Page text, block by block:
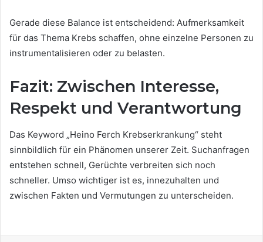
Gerade diese Balance ist entscheidend: Aufmerksamkeit
für das Thema Krebs schaffen, ohne einzelne Personen zu
instrumentalisieren oder zu belasten.
Fazit: Zwischen Interesse,
Respekt und Verantwortung
Das Keyword „Heino Ferch Krebserkrankung“ steht
sinnbildlich für ein Phänomen unserer Zeit. Suchanfragen
entstehen schnell, Gerüchte verbreiten sich noch
schneller. Umso wichtiger ist es, innezuhalten und
zwischen Fakten und Vermutungen zu unterscheiden.